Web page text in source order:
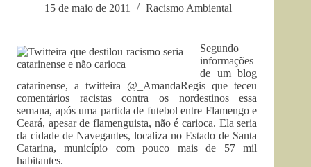
15 de maio de 2011 Racismo Ambiental
Segundo
informações
de um blog
catarinense, a twitteira @_AmandaRegis que teceu
comentários racistas contra os nordestinos essa
semana, após uma partida de futebol entre Flamengo e
Ceará, apesar de flamenguista, não é carioca. Ela seria
da cidade de Navegantes, localiza no Estado de Santa
Catarina, município com pouco mais de 57 mil
habitantes.